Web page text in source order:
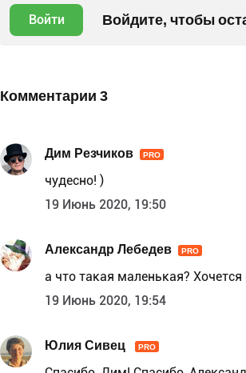
Войти Войдите, чтобы
Комментарии 3
Дим Резчиков PRO
чудесно! )
19 Июнь 2020, 19:50
Александр Лебедев PRO
а что такая маленькая? Хочется
19 Июнь 2020, 19:54
Юлия Сивец PRO